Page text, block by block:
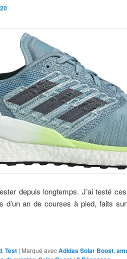
depuis longtemps. J’ai testé
d’un an de courses à pied, faits
, Test | Marqué avecAdidas Solar Boost,